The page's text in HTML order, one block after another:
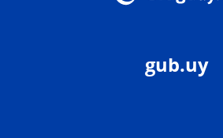
gub.uy